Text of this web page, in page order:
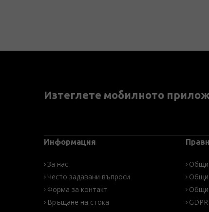
Изтеглете мобилното
Информация
За нас
Често задавани въпроси
Форма за контакт
Връщане на стока
Общи
Общи
Общи
GDPR